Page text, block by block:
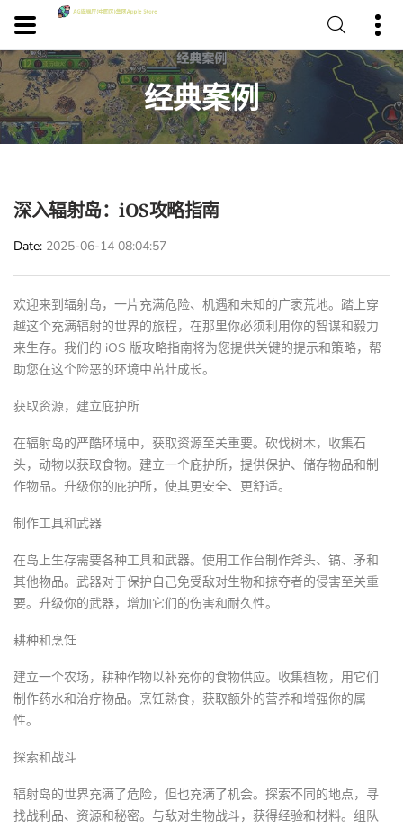
经典案例
深入辐射岛：iOS攻略指南
Date 2025-06-14 08:04:57
欢迎来到辐射岛，一片充满危险、机遇和未知的广袤荒地。踏上穿
越这个充满辐射的世界的旅程，在那里你必须利用你的智谋和毅力
来生存。我们的 iOS 版攻略指南将为您提供关键的提示和策略，帮
助您在这个险恶的环境中茁壮成长。
获取资源，建立庇护所
在辐射岛的严酷环境中，获取资源至关重要。砍伐树木，收集石
头，动物以获取食物。建立一个庇护所，提供保护、储存物品和制
作物品。升级你的庇护所，使其更安全、更舒适。
制作工具和武器
在岛上生存需要各种工具和武器。使用工作台制作斧头、镐、矛和
其他物品。武器对于保护自己免受敌对生物和掠夺者的侵害至关重
要。升级你的武器，增加它们的伤害和耐久性。
耕种和烹饪
建立一个农场，耕种作物以补充你的食物供应。收集植物，用它们
制作药水和治疗物品。烹饪熟食，获取额外的营养和增强你的属
性。
探索和战斗
辐射岛的世界充满了危险，但也充满了机会。探索不同的地点，寻
找战利品、资源和秘密。与敌对生物战斗，获得经验和材料。组队